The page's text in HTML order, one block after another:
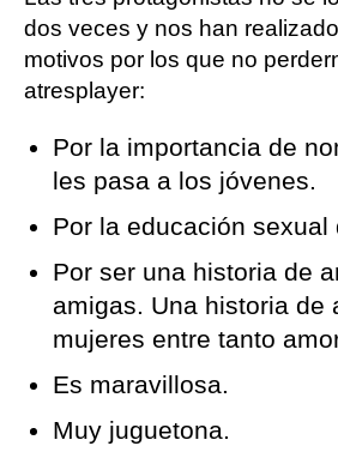
dos veces y nos han
motivos por los que no
atresplayer:
Por la importancia de
les pasa a los jóvenes.
Por la educación sexual
Por ser una historia de
amigas. Una historia de
mujeres entre tanto
Es maravillosa.
Muy juguetona.